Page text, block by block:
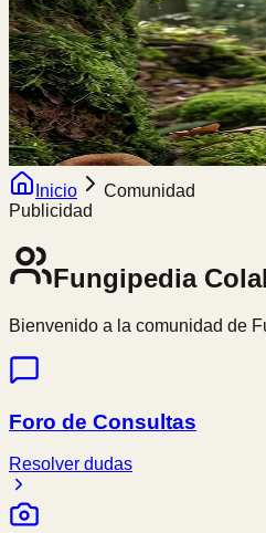
Inicio
Comunidad
Publicidad
Fungipedia
Bienvenido a la comunidad de
Foro de Consultas
Resolver dudas